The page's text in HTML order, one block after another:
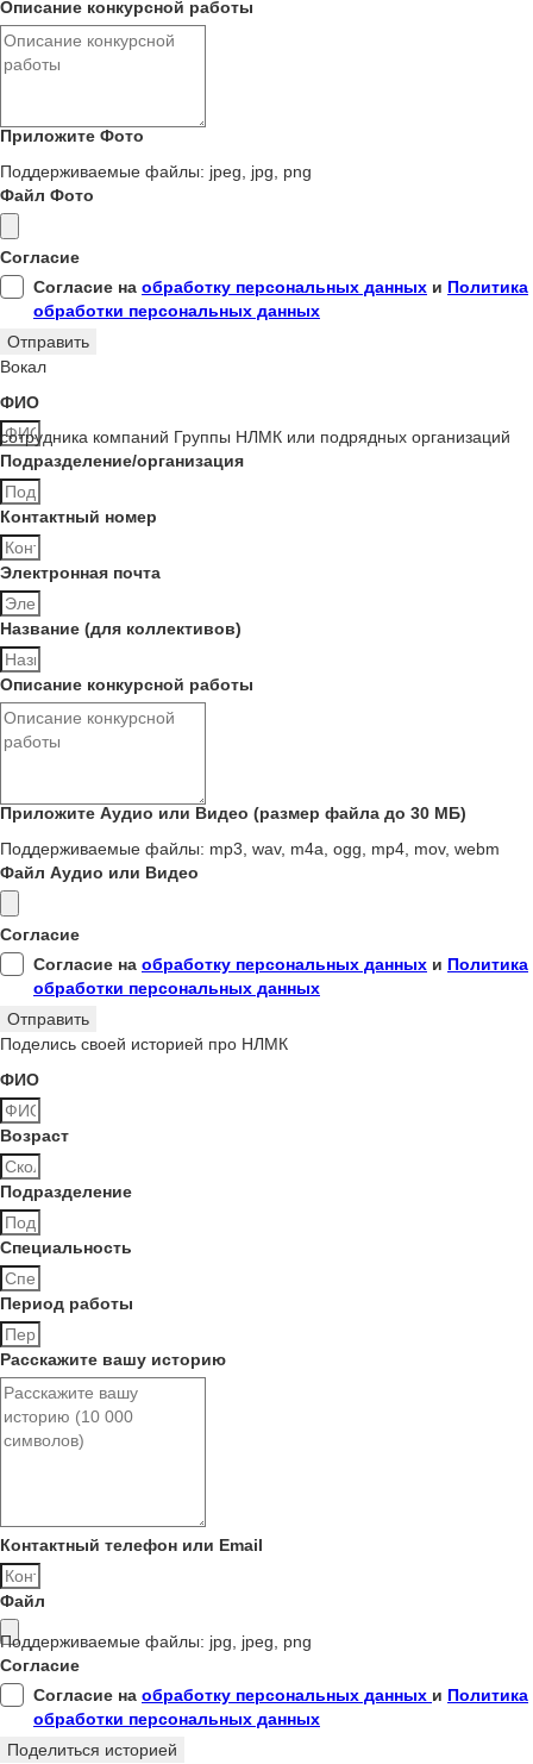
Описание конкурсной работы
Приложите Фото
Поддерживаемые файлы: jpeg, jpg, png
Файл Фото
Согласие
Согласие на обработку персональных данных и Политика
обработки персональных данных
Отправить
Вокал
ФИО
сотрудника компаний Группы НЛМК или подрядных организаций
Подразделение/организация
Контактный номер
Электронная почта
Название (для коллективов)
Описание конкурсной работы
Приложите Аудио или Видео (размер файла до 30 МБ)
Поддерживаемые файлы: mp3, wav, m4a, ogg, mp4, mov, webm
Файл Аудио или Видео
Согласие
Согласие на обработку персональных данных и Политика
обработки персональных данных
Отправить
Поделись своей историей про НЛМК
ФИО
Возраст
Подразделение
Cпециальность
Период работы
Расскажите вашу историю
Контактный телефон или Email
Файл
Поддерживаемые файлы: jpg, jpeg, png
Согласие
Согласие на обработку персональных данных и Политика
обработки персональных данных
Поделиться историей